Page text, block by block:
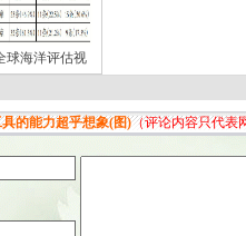
球海洋评估视